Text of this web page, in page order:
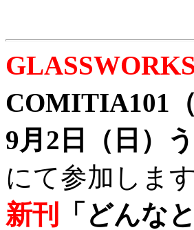
COMITIA101
9月2日（日）
にて参加します
新刊
「どんな